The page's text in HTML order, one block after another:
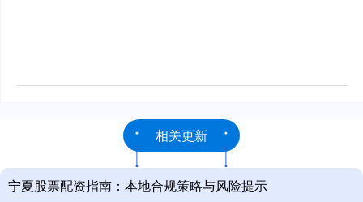
相关更新
宁夏股票配资指南：本地合规策略与风险提示